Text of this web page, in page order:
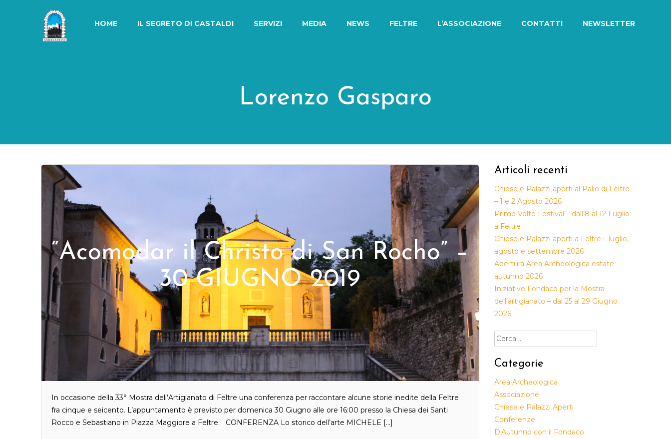
HOME IL SEGRETO DI CASTALDI SERVIZI MEDIA NEWS FELTRE L’ASSOCIAZIONE CONTATTI NEWSLETTER
Lorenzo Gasparo
“Acomodar il Christo di San Rocho” –
30 GIUGNO 2019
In occasione della 33° Mostra dell’Artigianato di Feltre una conferenza per raccontare alcune storie inedite della Feltre
fra cinque e seicento. L’appuntamento è previsto per domenica 30 Giugno alle ore 16:00 presso la Chiesa dei Santi
Rocco e Sebastiano in Piazza Maggiore a Feltre. CONFERENZA Lo storico dell’arte MICHELE […]
Articoli recenti
Chiese e Palazzi aperti al Palio di Feltre
– 1 e 2 Agosto 2026
Prime Volte Festival – dall’8 al 12 Luglio
a Feltre
Chiese e Palazzi aperti a Feltre – luglio,
agosto e settembre 2026
Apertura Area Archeologica estate-
autunno 2026
Iniziative Fondaco per la Mostra
dell’artigianato – dal 25 al 29 Giugno
2026
Ricerca
per:
Categorie
Area Archeologica
Associazione
Chiese e Palazzi Aperti
Conferenze
D'Autunno con il Fondaco